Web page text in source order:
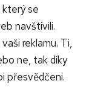
který se
navštívili.
reklamu. Ti,
ne, tak díky
přesvědčeni.